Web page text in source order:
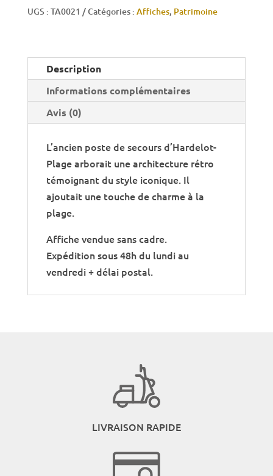
Plage
secours
UGS : TA0021 Catégories : Affiches, Patrimoine
Description
Informations complémentaires
Avis (0)
L’ancien poste de secours d’Hardelot-
Plage arborait une architecture rétro
témoignant du style iconique. Il
ajoutait une touche de charme à la
plage.
Affiche vendue sans cadre.
Expédition sous 48h du lundi au
vendredi + délai postal.
LIVRAISON RAPIDE